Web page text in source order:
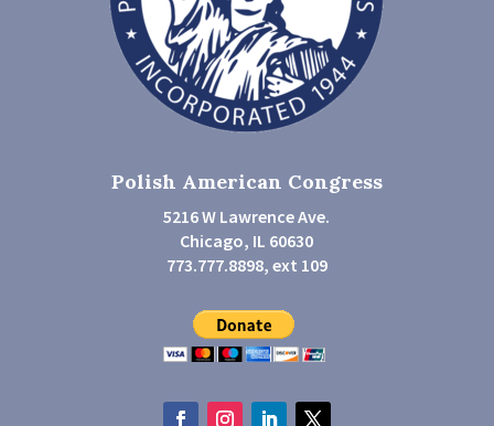
Polish American Congress
5216 W Lawrence Ave.
Chicago, IL 60630
773.777.8898, ext 109